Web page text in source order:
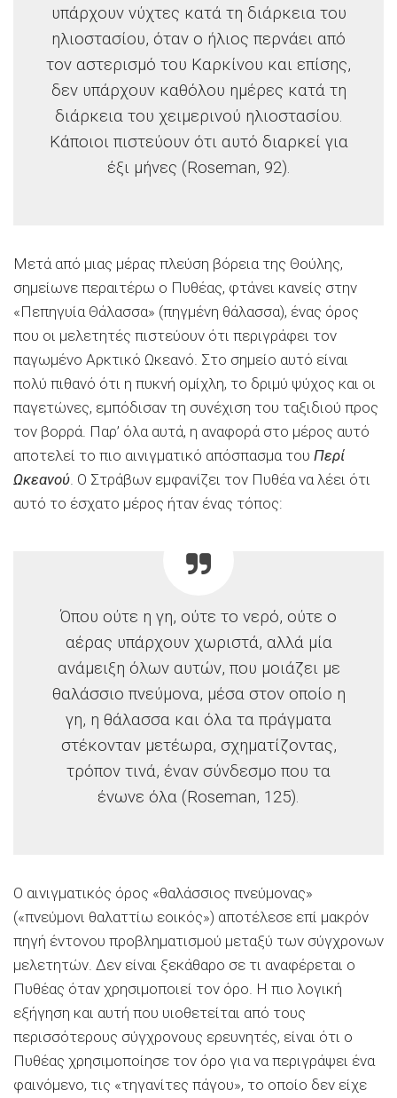
υπάρχουν νύχτες κατά τη διάρκεια του
ηλιοστασίου, όταν ο ήλιος περνάει από
τον αστερισμό του Καρκίνου και επίσης,
δεν υπάρχουν καθόλου ημέρες κατά τη
διάρκεια του χειμερινού ηλιοστασίου.
Κάποιοι πιστεύουν ότι αυτό διαρκεί για
έξι μήνες (Roseman, 92).
Μετά από μιας μέρας πλεύση βόρεια της Θούλης,
σημείωνε περαιτέρω ο Πυθέας, φτάνει κανείς στην
«Πεπηγυία Θάλασσα» (πηγμένη θάλασσα), ένας όρος
που οι μελετητές πιστεύουν ότι περιγράφει τον
παγωμένο Αρκτικό Ωκεανό. Στο σημείο αυτό είναι
πολύ πιθανό ότι η πυκνή ομίχλη, το δριμύ ψύχος και οι
παγετώνες, εμπόδισαν τη συνέχιση του ταξιδιού προς
τον βορρά. Παρ’ όλα αυτά, η αναφορά στο μέρος αυτό
αποτελεί το πιο αινιγματικό απόσπασμα του Περί
Ωκεανού . Ο Στράβων εμφανίζει τον Πυθέα να λέει ότι
αυτό το έσχατο μέρος ήταν ένας τόπος:
Όπου ούτε η γη, ούτε το νερό, ούτε ο
αέρας υπάρχουν χωριστά, αλλά μία
ανάμειξη όλων αυτών, που μοιάζει με
θαλάσσιο πνεύμονα, μέσα στον οποίο η
γη, η θάλασσα και όλα τα πράγματα
στέκονταν μετέωρα, σχηματίζοντας,
τρόπον τινά, έναν σύνδεσμο που τα
ένωνε όλα (Roseman, 125).
Ο αινιγματικός όρος «θαλάσσιος πνεύμονας»
(«πνεύμονι θαλαττίω εοικός») αποτέλεσε επί μακρόν
πηγή έντονου προβληματισμού μεταξύ των σύγχρονων
μελετητών. Δεν είναι ξεκάθαρο σε τι αναφέρεται ο
Πυθέας όταν χρησιμοποιεί τον όρο. Η πιο λογική
εξήγηση και αυτή που υιοθετείται από τους
περισσότερους σύγχρονους ερευνητές, είναι ότι ο
Πυθέας χρησιμοποίησε τον όρο για να περιγράψει ένα
φαινόμενο, τις «τηγανίτες πάγου», το οποίο δεν είχε